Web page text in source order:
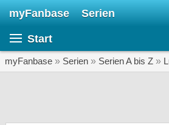
myFanbase Serien
Start
myFanbase » Serien » Serien A bis Z »
SERIEN